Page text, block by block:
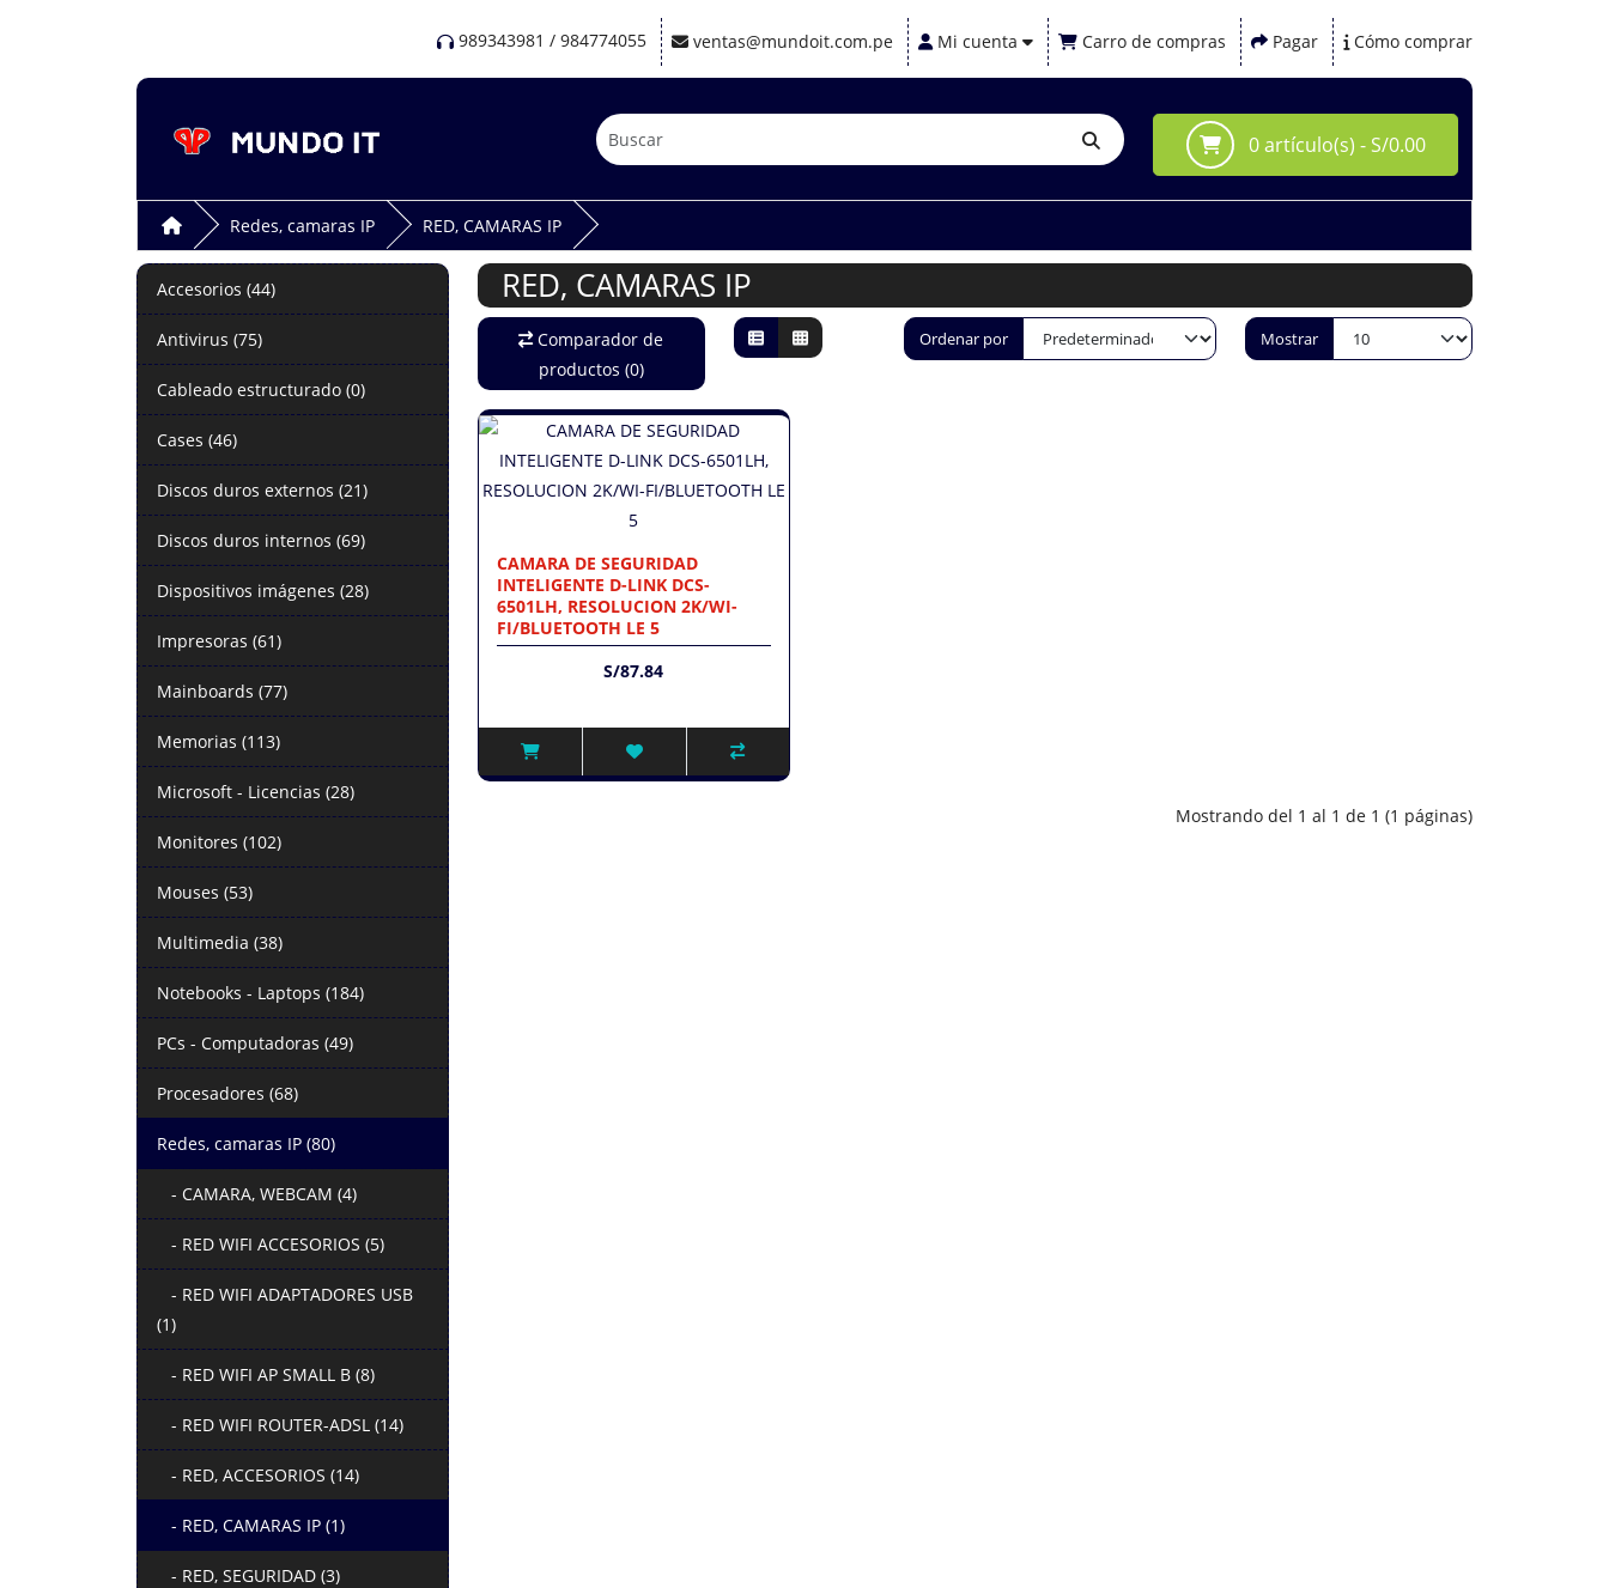
989343981 / 984774055 ventas@mundoit.com.pe Mi cuenta Carro de compras Pagar Cómo comprar
0 artículo(s) - S/0.00
Redes, camaras IP RED, CAMARAS IP
Accesorios (44)
Antivirus (75)
Cableado estructurado (0)
Cases (46)
Discos duros externos (21)
Discos duros internos (69)
Dispositivos imágenes (28)
Impresoras (61)
Mainboards (77)
Memorias (113)
Microsoft - Licencias (28)
Monitores (102)
Mouses (53)
Multimedia (38)
Notebooks - Laptops (184)
PCs - Computadoras (49)
Procesadores (68)
Redes, camaras IP (80)
- CAMARA, WEBCAM (4)
- RED WIFI ACCESORIOS (5)
- RED WIFI ADAPTADORES USB
(1)
- RED WIFI AP SMALL B (8)
- RED WIFI ROUTER-ADSL (14)
- RED, ACCESORIOS (14)
- RED, CAMARAS IP (1)
- RED, SEGURIDAD (3)
RED, CAMARAS IP
Comparador de
productos (0)
Ordenar por Mostrar
CAMARA DE SEGURIDAD
INTELIGENTE D-LINK DCS-
6501LH, RESOLUCION 2K/WI-
FI/BLUETOOTH LE 5
S/87.84
Mostrando del 1 al 1 de 1 (1 páginas)